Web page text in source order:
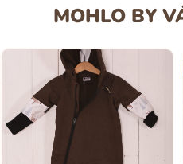
MOHLO BY